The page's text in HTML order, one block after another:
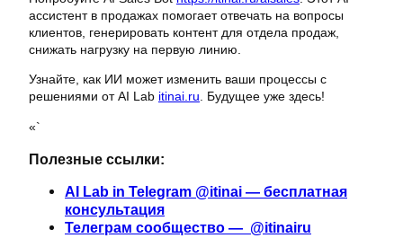
ассистент в продажах помогает отвечать на вопросы
клиентов, генерировать контент для отдела продаж,
снижать нагрузку на первую линию.
Узнайте, как ИИ может изменить ваши процессы с
решениями от AI Lab itinai.ru . Будущее уже здесь!
«`
Полезные ссылки:
AI Lab in Telegram @itinai — бесплатная
консультация
Телеграм сообщество — @itinairu